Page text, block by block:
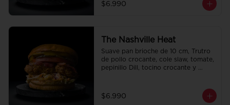
$6.990
The Nashville Heat
Suave pan brioche de 10 cm, Trutro
de pollo crocante, cole slaw, tomate,
pepinillo Dill, tocino crocante y
$6.990